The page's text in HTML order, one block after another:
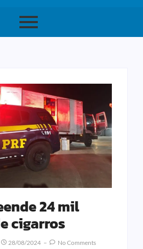
24 mil
cigarros
28/08/2024 No Comments